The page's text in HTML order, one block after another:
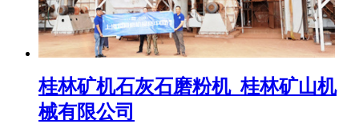
桂林矿机石灰石磨粉机_桂林矿山机
械有限公司